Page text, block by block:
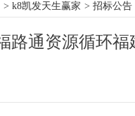
> k8凯发天生赢家 > 招标公告
路通资源循环